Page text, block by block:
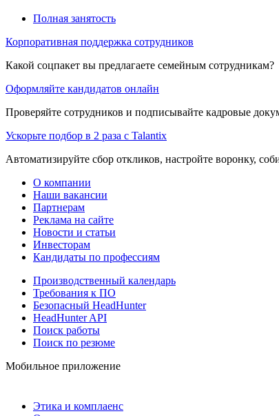
Полная занятость
Корпоративная поддержка сотрудников
Какой соцпакет вы предлагаете семейным сотрудникам?
Оформляйте кандидатов онлайн
Проверяйте сотрудников и подписывайте кадровые
Ускорьте подбор в 2 раза с Talantix
Автоматизируйте сбор откликов, настройте воронку,
О компании
Наши вакансии
Партнерам
Реклама на сайте
Новости и статьи
Инвесторам
Кандидаты по профессиям
Производственный календарь
Требования к ПО
Безопасный HeadHunter
HeadHunter API
Поиск работы
Поиск по резюме
Мобильное приложение
Этика и комплаенс